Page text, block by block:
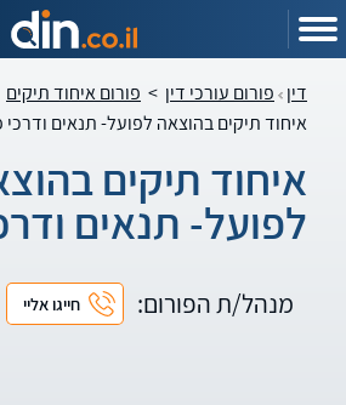
דין פורום עורכי דין > פורום איחוד תיקים
איחוד תיקים בהוצאה לפועל- תנאים ודרכי
איחוד תיקים
לפועל- תנאים
מנהל/ת הפורום: חייגו אליי